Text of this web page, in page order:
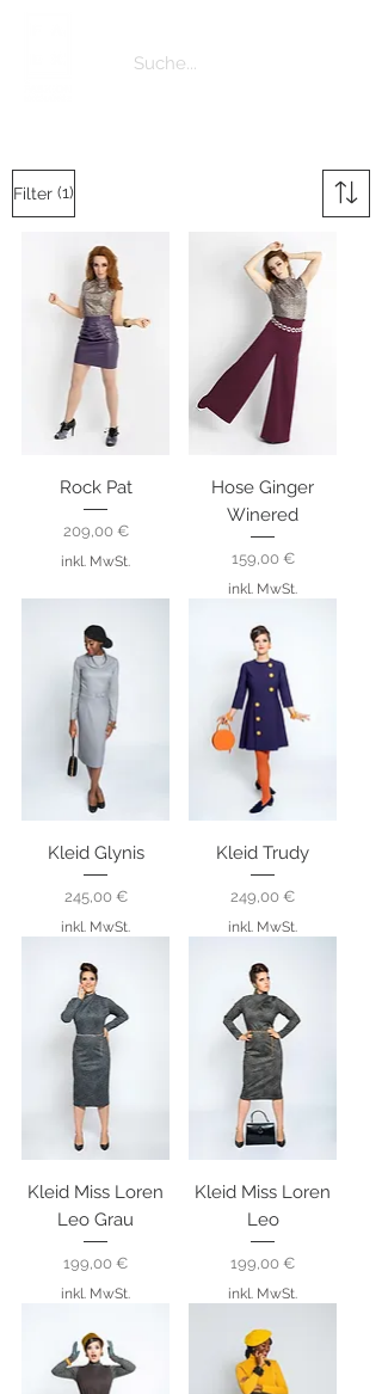
Filter (1)
Rock Pat
Preis
209,00 €
inkl. MwSt.
Hose Ginger
Winered
Preis
159,00 €
inkl. MwSt.
Kleid Glynis
Preis
245,00 €
inkl. MwSt.
Kleid Trudy
Preis
249,00 €
inkl. MwSt.
Kleid Miss Loren
Leo Grau
Preis
199,00 €
inkl. MwSt.
Kleid Miss Loren
Leo
Preis
199,00 €
inkl. MwSt.